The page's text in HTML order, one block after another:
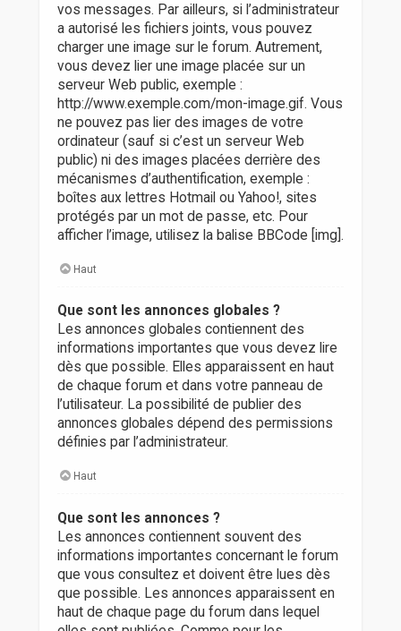
vos messages. Par ailleurs, si l’administrateur
a autorisé les fichiers joints, vous pouvez
charger une image sur le forum. Autrement,
vous devez lier une image placée sur un
serveur Web public, exemple :
http://www.exemple.com/mon-image.gif. Vous
ne pouvez pas lier des images de votre
ordinateur (sauf si c’est un serveur Web
public) ni des images placées derrière des
mécanismes d’authentification, exemple :
boîtes aux lettres Hotmail ou Yahoo!, sites
protégés par un mot de passe, etc. Pour
afficher l’image, utilisez la balise BBCode [img].
Haut
Que sont les annonces globales ?
Les annonces globales contiennent des
informations importantes que vous devez lire
dès que possible. Elles apparaissent en haut
de chaque forum et dans votre panneau de
l’utilisateur. La possibilité de publier des
annonces globales dépend des permissions
définies par l’administrateur.
Haut
Que sont les annonces ?
Les annonces contiennent souvent des
informations importantes concernant le forum
que vous consultez et doivent être lues dès
que possible. Les annonces apparaissent en
haut de chaque page du forum dans lequel